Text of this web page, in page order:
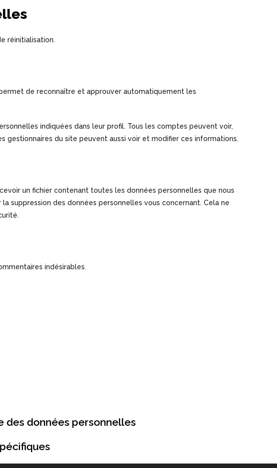
réinitialisation.
de reconnaître et approuver automatiquement les
indiquées dans leur profil. Tous les comptes peuvent voir,
gestionnaires du site peuvent aussi voir et modifier ces informations.
un fichier contenant toutes les données personnelles que nous
suppression des données personnelles vous concernant. Cela ne
indésirables.
des données personnelles